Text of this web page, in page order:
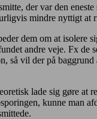
der var den
mindre nyttigt
dem om at
andre veje. Fx de
så vil der på
lade sig gøre at
kunne